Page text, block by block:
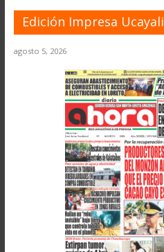
Edición Impresa Ucayali
agosto 5, 2026